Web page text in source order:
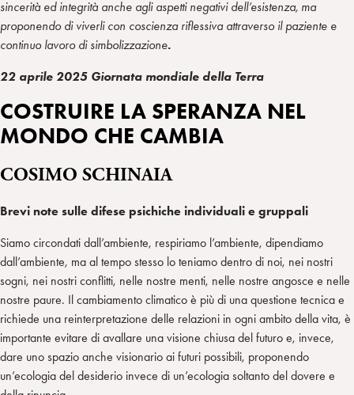
sincerità ed integrità anche agli aspetti negativi dell’esistenza, ma
proponendo di viverli con coscienza riflessiva attraverso il paziente e
continuo lavoro di simbolizzazione.
22 aprile 2025 Giornata mondiale della Terra
COSTRUIRE LA SPERANZA NEL
MONDO CHE CAMBIA
COSIMO SCHINAIA
Brevi note sulle difese psichiche individuali e gruppali
Siamo circondati dall’ambiente, respiriamo l’ambiente, dipendiamo
dall’ambiente, ma al tempo stesso lo teniamo dentro di noi, nei nostri
sogni, nei nostri conflitti, nelle nostre menti, nelle nostre angosce e nelle
nostre paure. Il cambiamento climatico è più di una questione tecnica e
richiede una reinterpretazione delle relazioni in ogni ambito della vita, è
importante evitare di avallare una visione chiusa del futuro e, invece,
dare uno spazio anche visionario ai futuri possibili, proponendo
un’ecologia del desiderio invece di un’ecologia soltanto del dovere e